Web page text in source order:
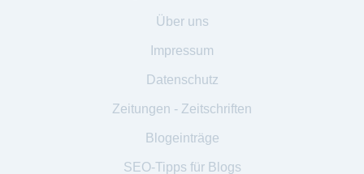
Über uns
Impressum
Datenschutz
Zeitungen - Zeitschriften
Blogeinträge
SEO-Tipps für Blogs